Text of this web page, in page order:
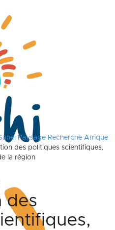
Paysage Recherche Afrique
des politiques scientifiques,
la région
des